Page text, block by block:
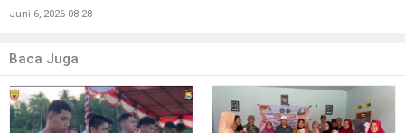
Juni 6, 2026 08:28
Baca Juga